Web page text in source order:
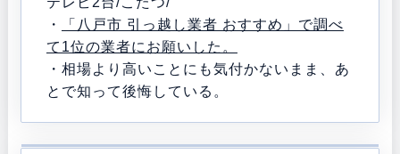
・
「八戸市 引っ越し業者 おすすめ」で調べ
て1位の業者にお願いした。
・相場より高いことにも気付かないまま、あ
とで知って後悔している。